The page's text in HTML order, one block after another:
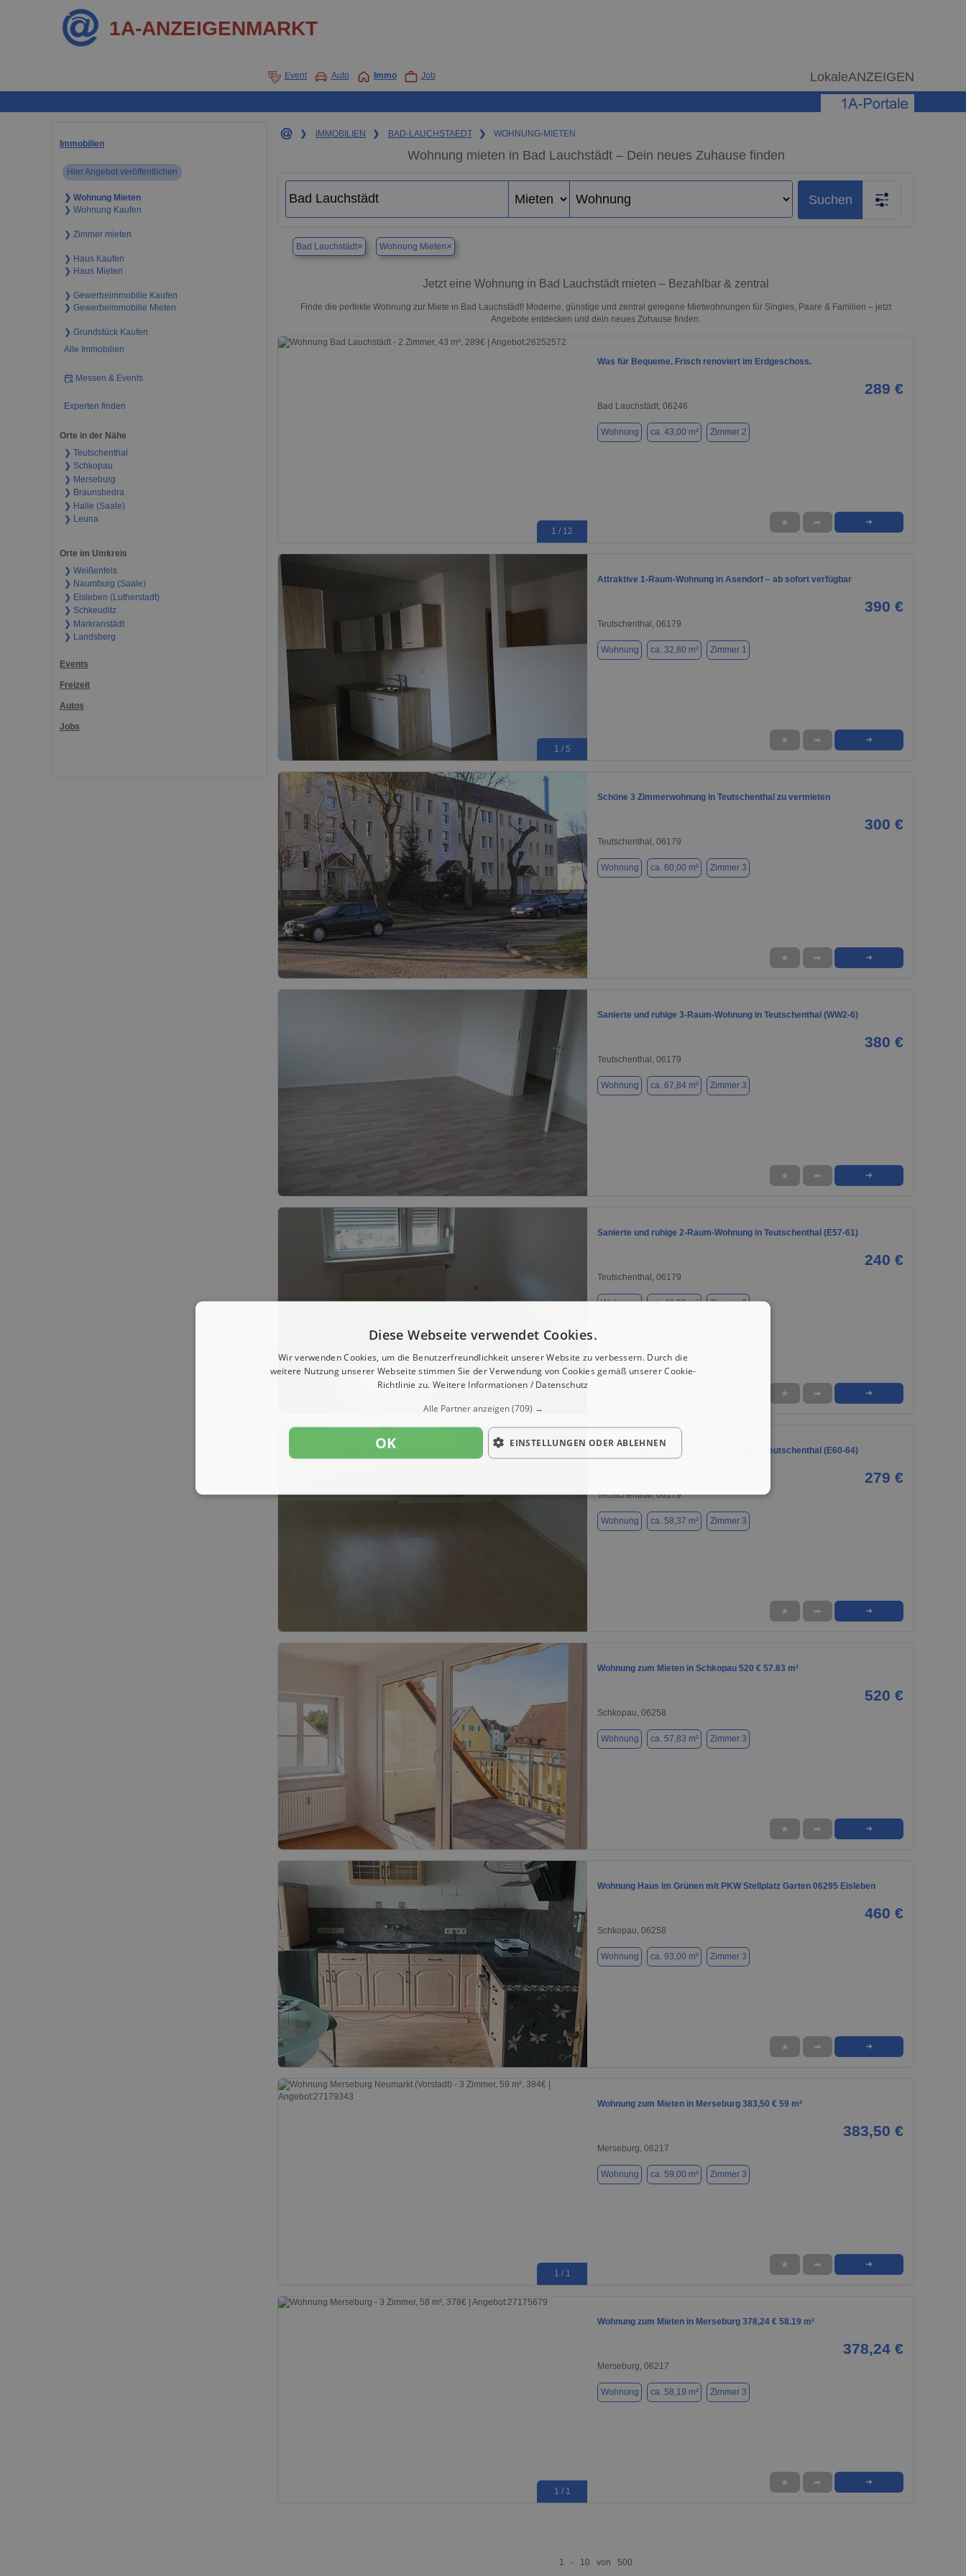
1A-ANZEIGENMARKT
Event Auto Immo Job LokaleANZEIGEN
Immobilien
Hier Angebot veröffentlichen
❯ Wohnung Mieten
❯ Wohnung Kaufen
❯ Zimmer mieten
❯ Haus Kaufen
❯ Haus Mieten
❯ Gewerbeimmobilie Kaufen
❯ Gewerbeimmobilie Mieten
❯ Grundstück Kaufen
Alle Immobilien
Messen & Events
Experten finden
Orte in der Nähe
❯ Teutschenthal
❯ Schkopau
❯ Merseburg
❯ Braunsbedra
❯ Halle (Saale)
❯ Leuna
Orte im Umkreis
❯ Weißenfels
❯ Naumburg (Saale)
❯ Eisleben (Lutherstadt)
❯ Schkeuditz
❯ Markranstädt
❯ Landsberg
Events
Freizeit
Autos
Jobs
❯ IMMOBILIEN ❯ BAD-LAUCHSTAEDT ❯ WOHNUNG-MIETEN
Wohnung mieten in Bad Lauchstädt – Dein neues Zuhause finden
Suchen
Bad Lauchstädt× Wohnung Mieten×
Jetzt eine Wohnung in Bad Lauchstädt mieten – Bezahlbar & zentral
Finde die perfekte Wohnung zur Miete in Bad Lauchstädt! Moderne, günstige und zentral gelegene Mietwohnungen für Singles, Paare & Familien – jetzt
Angebote entdecken und dein neues Zuhause finden.
1 / 12
Was für Bequeme. Frisch renoviert im Erdgeschoss.
289 €
Bad Lauchstädt, 06246
Wohnung ca. 43,00 m² Zimmer 2
★ ➦ ➜
1 / 5
Attraktive 1-Raum-Wohnung in Asendorf – ab sofort verfügbar
390 €
Teutschenthal, 06179
Wohnung ca. 32,80 m² Zimmer 1
★ ➦ ➜
1 / 10
Schöne 3 Zimmerwohnung in Teutschenthal zu vermieten
300 €
Teutschenthal, 06179
Wohnung ca. 60,00 m² Zimmer 3
★ ➦ ➜
Sanierte und ruhige 3-Raum-Wohnung in Teutschenthal (WW2-6)
380 €
Teutschenthal, 06179
Wohnung ca. 67,84 m² Zimmer 3
★ ➦ ➜
Sanierte und ruhige 2-Raum-Wohnung in Teutschenthal (E57-61)
240 €
Teutschenthal, 06179
Wohnung ca. 48,30 m² Zimmer 2
★ ➦ ➜
Sanierte und ruhige 3-Raum-Wohnung in Teutschenthal (E60-64)
279 €
Teutschenthal, 06179
Wohnung ca. 58,37 m² Zimmer 3
★ ➦ ➜
1 / 1
Wohnung zum Mieten in Schkopau 520 € 57.83 m²
520 €
Schkopau, 06258
Wohnung ca. 57,83 m² Zimmer 3
★ ➦ ➜
1 / 8
Wohnung Haus im Grünen mit PKW Stellplatz Garten 06295 Eisleben
460 €
Schkopau, 06258
Wohnung ca. 93,00 m² Zimmer 3
★ ➦ ➜
1 / 1
Wohnung zum Mieten in Merseburg 383,50 € 59 m²
383,50 €
Merseburg, 06217
Wohnung ca. 59,00 m² Zimmer 3
★ ➦ ➜
1 / 1
Wohnung zum Mieten in Merseburg 378,24 € 58.19 m²
378,24 €
Merseburg, 06217
Wohnung ca. 58,19 m² Zimmer 3
★ ➦ ➜
1 - 10 von 500
Diese Webseite verwendet Cookies.
Wir verwenden Cookies, um die Benutzerfreundlichkeit unserer Website zu verbessern. Durch die
weitere Nutzung unserer Webseite stimmen Sie der Verwendung von Cookies gemäß unserer Cookie-
Richtlinie zu. Weitere Informationen / Datenschutz
Alle Partner anzeigen(709) →
OK EINSTELLUNGEN ODER ABLEHNEN